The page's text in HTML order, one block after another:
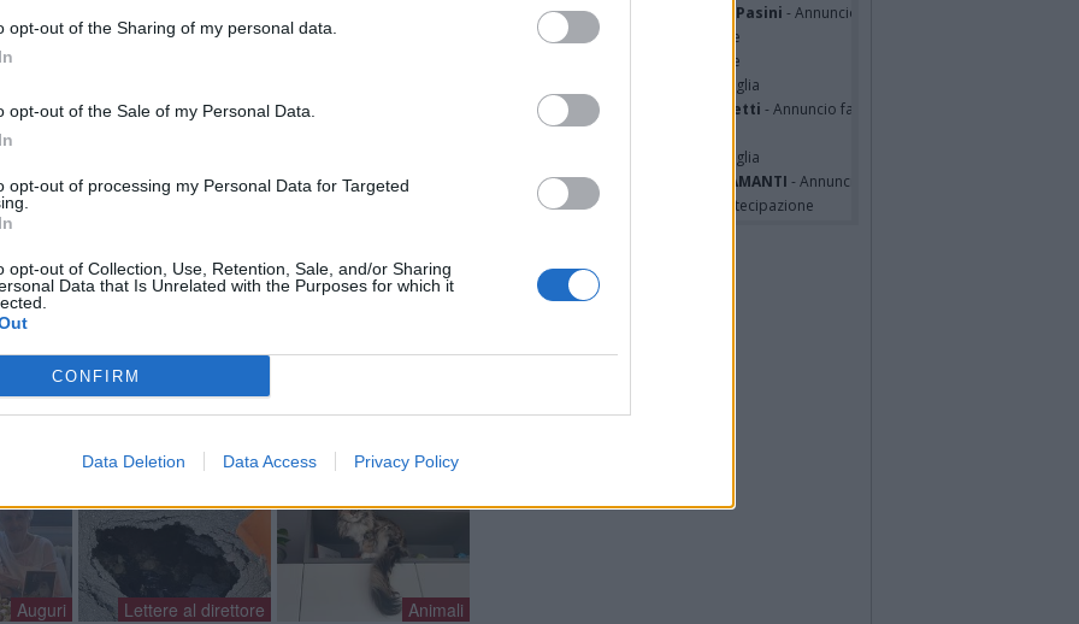
opt-out of the Sharing of my personal data.
opt-out of the Sale of my Personal Data.
opt-out of processing my Personal Data for Targeted
opt-out of Collection, Use, Retention, Sale, and/or Sharing
Data that Is Unrelated with the Purposes for which it
CONFIRM
Data Deletion Data Access Privacy Policy
non va in ferie: ogni
per te
propone un appuntamento diverso ogni sera, tra
laboratori creativi, sfide musicali e burraco
Auguri Lettere al direttore Animali
Clementina Martinenghi ved. Pasini - Annuncio famiglia
Riccardo Basile
- Partecipazione
- Partecipazione
- Annuncio famiglia
Gianfranco Schieroni Giacometti - Annuncio famiglia
Luigi Codini
- Annuncio famiglia
ROSA MALINVERNO ved. TETTAMANTI - Annuncio famiglia
Maria Panisi ved. Bianchi
- Partecipazione